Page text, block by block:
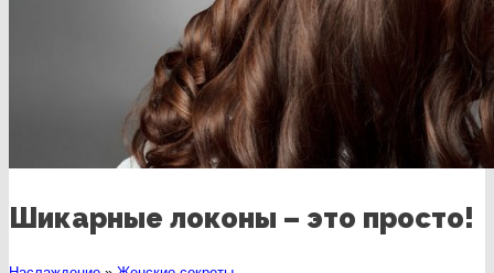
Шикарные локоны – это просто!